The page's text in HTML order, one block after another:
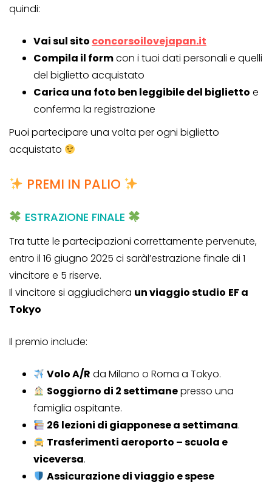
quindi:
Vai sul sito concorsoilovejapan.it
Compila il formcon i tuoi dati personali e quelli
del biglietto acquistato
Carica una foto ben leggibile del biglietto e
conferma la registrazione
Puoi partecipare una volta per ogni biglietto
acquistato
PREMI IN PALIO
ESTRAZIONE FINALE
Tra tutte le partecipazioni correttamente pervenute,
entro il 16 giugno 2025 ci saràl’estrazione finale di 1
vincitore e 5 riserve.
Il vincitore si aggiudichera un viaggio studio EF a
Tokyo
Il premio include:
Volo A/R da Milano o Roma a Tokyo.
Soggiorno di 2 settimanepresso una
famiglia ospitante.
26 lezioni di giapponese a settimana.
Trasferimenti aeroporto – scuola e
viceversa.
Assicurazione di viaggio e spese